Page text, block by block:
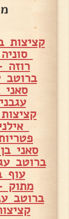
קציצות
רוזה
ברוטב
סאני
ברוטב
עוף
מתוק
ברוטב